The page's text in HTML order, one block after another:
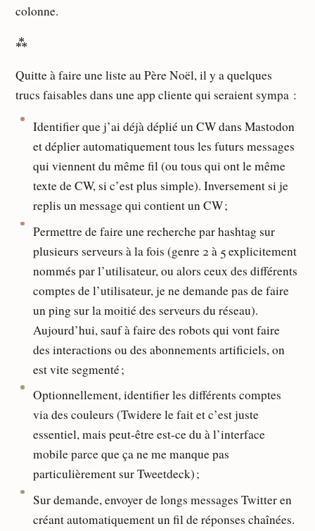
colonne.
⁂
Quitte à faire une liste au Père Noël, il y a quelques
trucs faisables dans une app cliente qui seraient sympa :
Identifier que j’ai déjà déplié un CW dans Mastodon
et déplier automatiquement tous les futurs messages
qui viennent du même fil (ou tous qui ont le même
texte de CW, si c’est plus simple). Inversement si je
replis un message qui contient un CW ;
Permettre de faire une recherche par hashtag sur
plusieurs serveurs à la fois (genre 2 à 5 explicitement
nommés par l’utilisateur, ou alors ceux des différents
comptes de l’utilisateur, je ne demande pas de faire
un ping sur la moitié des serveurs du réseau).
Aujourd’hui, sauf à faire des robots qui vont faire
des interactions ou des abonnements artificiels, on
est vite segmenté ;
Optionnellement, identifier les différents comptes
via des couleurs (Twidere le fait et c’est juste
essentiel, mais peut-être est-ce du à l’interface
mobile parce que ça ne me manque pas
particulièrement sur Tweetdeck) ;
Sur demande, envoyer de longs messages Twitter en
créant automatiquement un fil de réponses chaînées.